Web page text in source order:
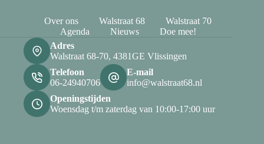
Over ons Walstraat 68
Walstraat 70
Agenda
Nieuws
Doe mee!
Adres
Walstraat 68-70, 4381GE Vlissingen
Telefoon
06-24940706
E-mail
info@walstraat68.nl
Openingstijden
Woensdag t/m zaterdag van 10:00-17:00 uur